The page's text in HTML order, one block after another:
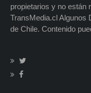
propietarios y no están
TransMedia.cl Algunos
de Chile. Contenido